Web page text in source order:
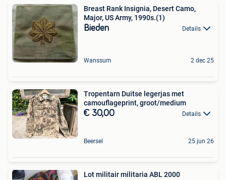
Breast Rank Insignia, Desert Camo,
Major, US Army, 1990s.(1)
Bieden Details
Wanssum 2 dec 25
Tropentarn Duitse legerjas met
camouflageprint, groot/medium
€ 30,00 Details
Beersel 25 jun 26
Lot militair militaria ABL 2000